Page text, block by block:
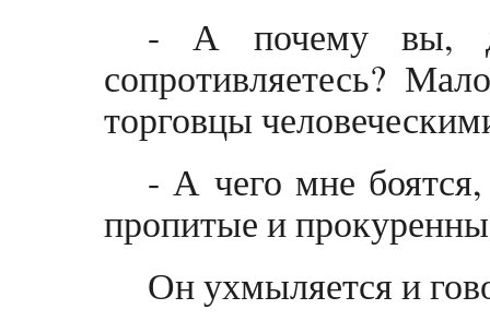
- А почему вы,
сопротивляетесь?
торговцы
- А чего мне
пропитые и
Он ухмыляется и